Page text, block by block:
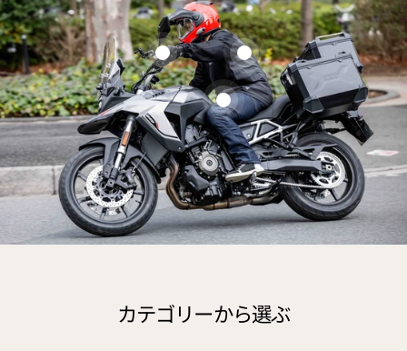
【空
冷
式
ジ
ー
ン
ズ】
【空冷式ジーンズ】が
『エアインテーク化』
でフルモデルチェン
ジ！ダイレクト走行風
取り込み125%で更に涼
しくなりました！
通
常
価
格
16,980円
驚
愕！
保
温
率
67.7%
【穿
く
毛
布】
に
驚愕！保温率67.7%
【穿く毛布】に進化！
走行風を遮断する【防
風ジーンズ】が大幅ア
ップデート！
通
常
価
格
14,980円
圧
倒
的
進
化
『エ
ア
圧倒的進化『エアイン
テーク化』で毎秒250cc
走行風を取り込む【空
冷式グローブ】ライダ
ーを「暑さ」と「蒸
れ」から解放する！
通
常
価
格
4,980円
カテゴリーから選ぶ